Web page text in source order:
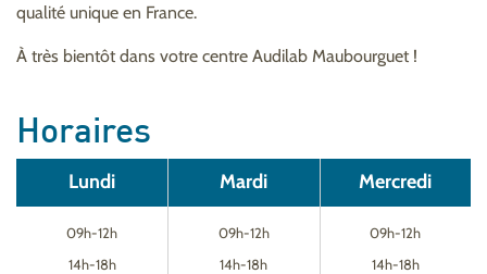
qualité unique en France.
À très bientôt dans votre centre Audilab Maubourguet !
Horaires
Lundi
09h-12h
14h-18h
Mardi
09h-12h
14h-18h
Mercredi
09h-12h
14h-18h